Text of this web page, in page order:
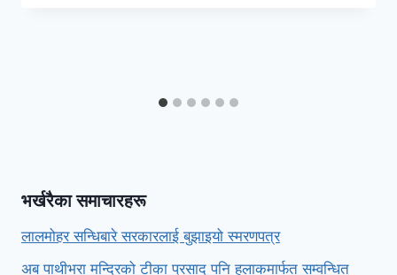
भर्खरैका समाचारहरू
लालमोहर सन्धिबारे सरकारलाई बुझाइयो स्मरणपत्र
अब पाथीभरा मन्दिरको टीका प्रसाद पनि हुलाकमार्फत सम्वन्धित